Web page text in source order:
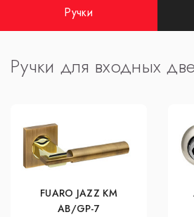
Ручки
Ручки для входных
FUARO JAZZ KM
AB/GP-7